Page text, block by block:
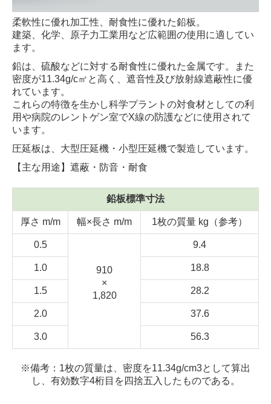
柔軟性に優れ加工性、耐食性に優れた鉛板。
建築、化学、原子力工業用など広範囲の使用に適してい
ます。
鉛は、硫酸などに対する耐食性に優れた金属です。また
密度が11.34g/c㎡と高く、遮音性及び放射線遮蔽性に優
れています。
これらの特徴を生かし科学プラントの対食材としての利
用や病院のレントゲン室でX線の防護などに使用されて
います。
圧延板は、大型圧延機・小型圧延機で製造しています。
【主な用途】遮蔽・防音・耐食
鉛板標準寸法
厚さ m/m 幅×長さ m/m 1枚の質量 kg（参考）
0.5
910
×
1,820
9.4
1.0 18.8
1.5 28.2
2.0 37.6
3.0 56.3
※備考：1枚の質量は、密度を11.34g/cm3として算出
し、有効数字4桁目を四捨五入したものである。